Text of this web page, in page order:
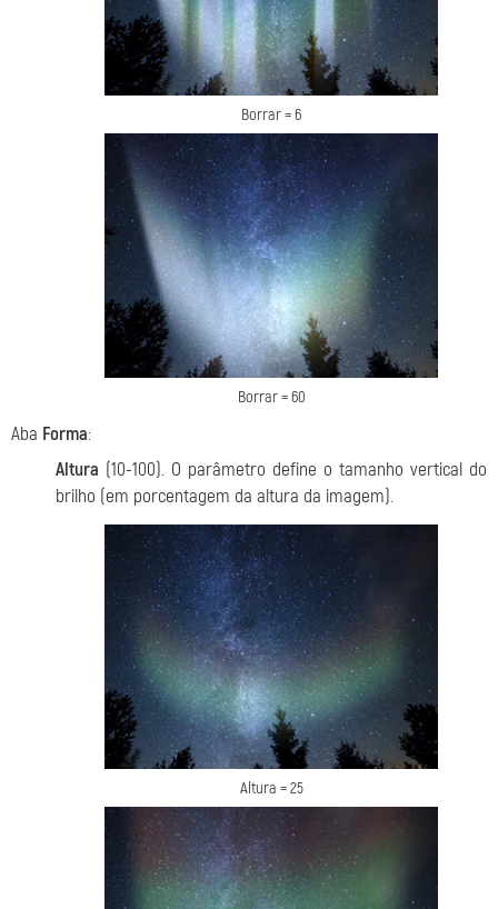
Borrar = 6
Borrar = 60
Aba Forma:
Altura (10-100). O parâmetro define o tamanho vertical do
brilho (em porcentagem da altura da imagem).
Altura = 25